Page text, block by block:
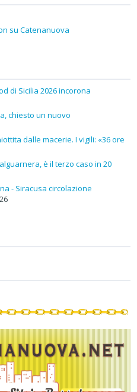
su Catenanuova
di Sicilia 2026 incorona
chiesto un nuovo
dalle macerie. I vigili: «36 ore
è il terzo caso in 20
- Siracusa circolazione